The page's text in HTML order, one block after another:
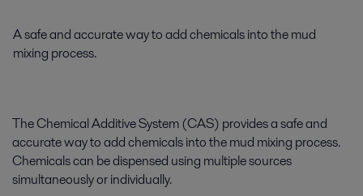
A safe and accurate way to add chemicals into the mud
mixing process.
The Chemical Additive System (CAS) provides a safe and
accurate way to add chemicals into the mud mixing process.
Chemicals can be dispensed using multiple sources
simultaneously or individually.